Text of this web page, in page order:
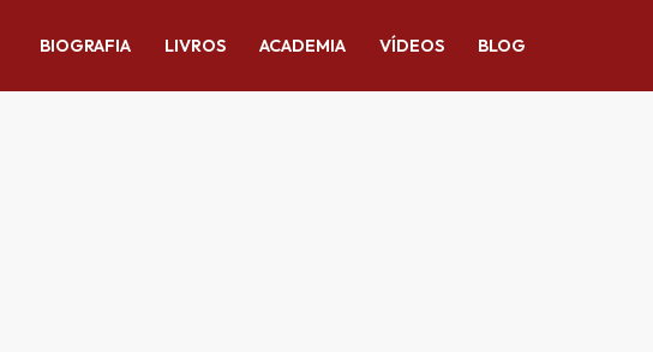
BIOGRAFIA LIVROS ACADEMIA VÍDEOS BLOG